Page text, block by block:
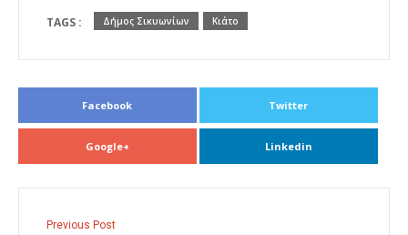
TAGS : Δήμος Σικυωνίων Κιάτο
Facebook Twitter
Google+ Linkedin
Previous Post